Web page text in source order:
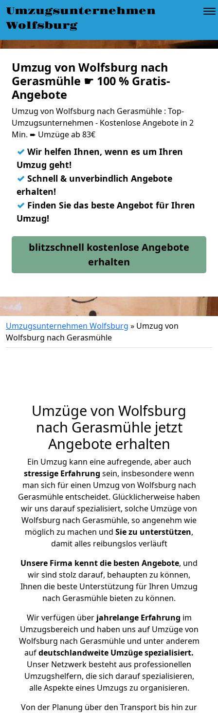
Umzugsunternehmen
Wolfsburg
Umzug von Wolfsburg nach
Gerasmühle ☛ 100 % Gratis-
Angebote
Umzug von Wolfsburg nach Gerasmühle : Top-
Umzugsunternehmen - Kostenlose Angebote in 2
Min. ➨ Umzüge ab 83€
✓ Wir helfen Ihnen, wenn es um Ihren
Umzug geht!
✓ Schnell & unverbindlich Angebote
erhalten!
✓ Finden Sie das beste Angebot für Ihren
Umzug!
blitzschnell kostenlose Angebote
erhalten
Umzugsunternehmen Wolfsburg » Umzug von
Wolfsburg nach Gerasmühle
Umzüge von Wolfsburg
nach Gerasmühle jetzt
Angebote erhalten
Ein Umzug kann eine aufregende, aber auch
stressige Erfahrung sein, insbesondere wenn
man sich für einen Umzug von Wolfsburg nach
Gerasmühle entscheidet. Glücklicherweise haben
wir uns darauf spezialisiert, solche Umzüge von
Wolfsburg nach Gerasmühle, so angenehm wie
möglich zu machen und Sie zu unterstützen,
damit alles reibungslos verläuft
Unsere Firma kennt die besten Angebote, und
wir sind stolz darauf, behaupten zu können,
Ihnen die beste Unterstützung für Ihren Umzug
nach Gerasmühle bieten zu können.
Wir verfügen überjahrelange Erfahrung im
Umzugsbereich und haben uns auf Umzüge von
Wolfsburg nach Gerasmühle und unter anderem
aufdeutschlandweite Umzüge spezialisiert.
Unser Netzwerk besteht aus professionellen
Umzugshelfern, die sich darauf spezialisieren,
alle Aspekte eines Umzugs zu organisieren.
Von der Planung über den Transport bis hin zur